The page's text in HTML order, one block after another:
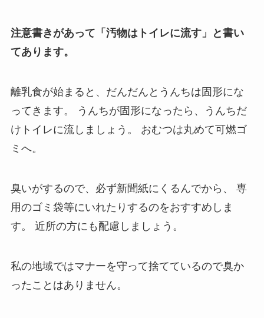
注意書きがあって「汚物はトイレに流す」と書い
てあります。
離乳食が始まると、だんだんとうんちは固形にな
ってきます。
うんちが固形になったら、うんちだ
けトイレに流しましょう。
おむつは丸めて可燃ゴ
ミへ。
臭いがするので、必ず新聞紙にくるんでから、
専
用のゴミ袋等にいれたりするのをおすすめしま
す。
近所の方にも配慮しましょう。
私の地域ではマナーを守って捨てているので臭か
ったことはありません。